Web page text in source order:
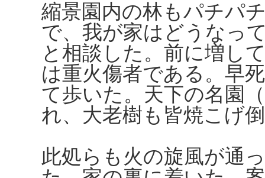
縮景園内の林もパチパ
で、我が家はどうなっ
と相談した。前に増し
は重火傷者である。早
て歩いた。天下の名園
れ、大老樹も皆焼こげ
此処らも火の旋風が通